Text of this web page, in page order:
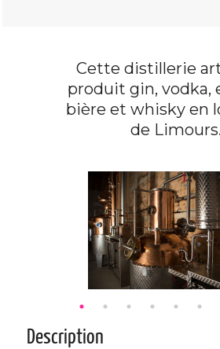
Cette distillerie
produit gin, vodka,
bière et whisky en
de Limours.
Description